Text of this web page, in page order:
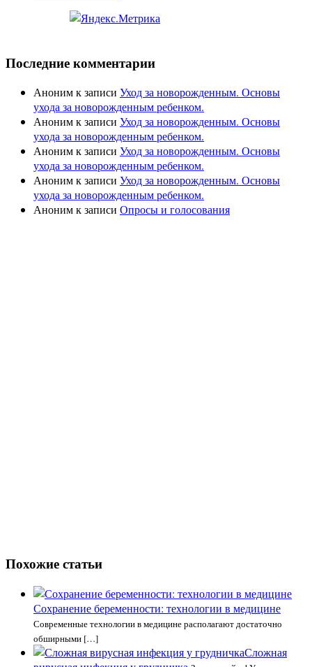
Последние комментарии
Анонимк записи Уход за новорожденным. Основы
ухода за новорожденным ребенком.
Анонимк записи Уход за новорожденным. Основы
ухода за новорожденным ребенком.
Анонимк записи Уход за новорожденным. Основы
ухода за новорожденным ребенком.
Анонимк записи Уход за новорожденным. Основы
ухода за новорожденным ребенком.
Анонимк записи Опросы и голосования
Похожие статьи
Сохранение беременности: технологии в медицине
Современные технологии в медицине располагают достаточно
обширными […]
Сложная